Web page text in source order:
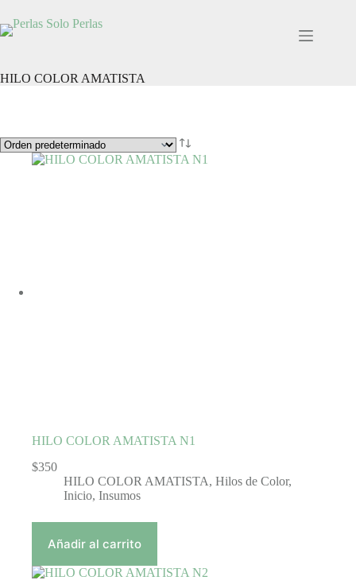
contenido
HILO COLOR AMATISTA
HILO COLOR AMATISTA N1
$350
HILO COLOR AMATISTA, Hilos de Color,
Inicio, Insumos
Añadir al carrito